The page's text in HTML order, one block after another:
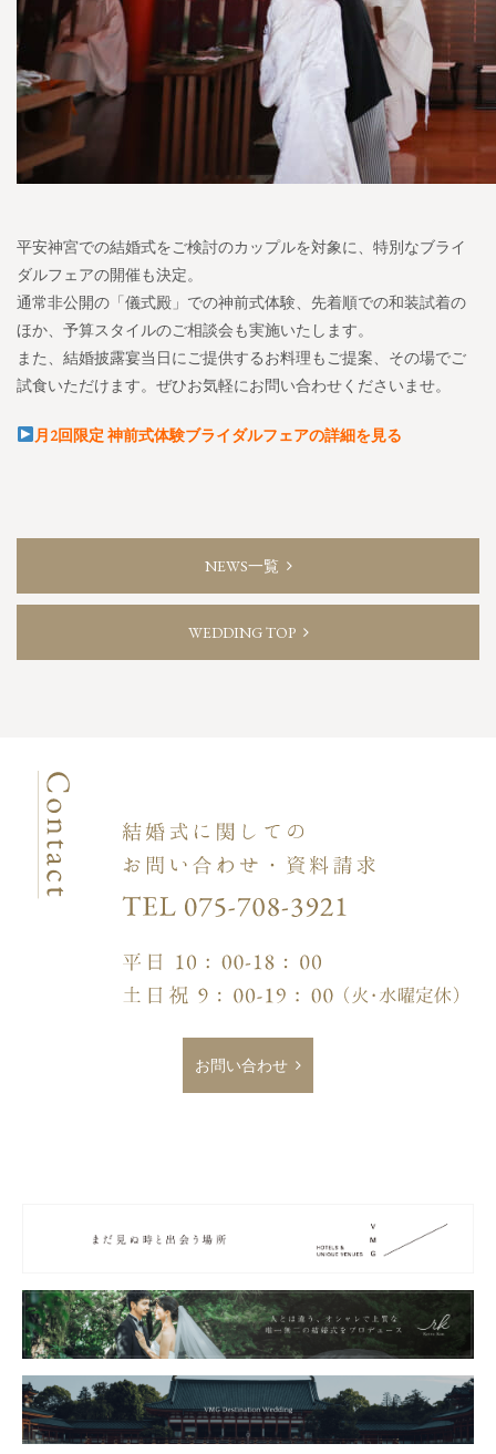
平安神宮での結婚式をご検討のカップルを対象に、特別なブライ
ダルフェアの開催も決定。
通常非公開の「儀式殿」での神前式体験、先着順での和装試着の
ほか、予算スタイルのご相談会も実施いたします。
また、結婚披露宴当日にご提供するお料理もご提案、その場でご
試食いただけます。ぜひお気軽にお問い合わせくださいませ。
月2回限定 神前式体験ブライダルフェアの詳細を見る
NEWS一覧
WEDDING TOP
お問い合わせ